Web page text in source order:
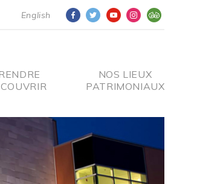
English
NOS LIEUX
PATRIMONIAUX